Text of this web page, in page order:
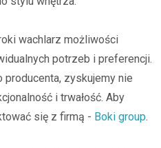
wachlarz możliwości
potrzeb i preferencji.
zyskujemy nie
i trwałość. Aby
się z firmą - Boki group.